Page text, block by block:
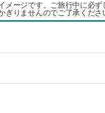
メージです。ご旅行中に必
ぎりませんのでご了承くださ